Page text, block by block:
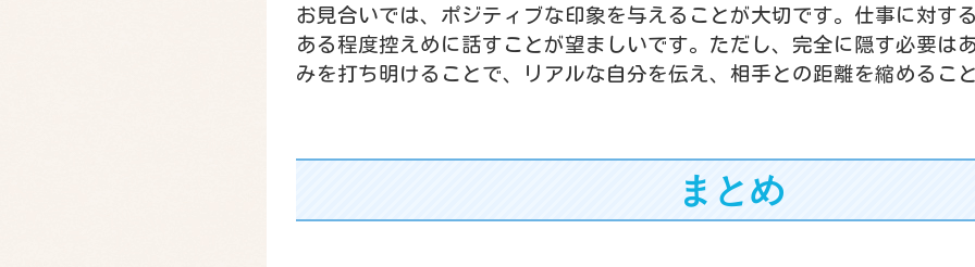
お見合いでは、ポジティブな印象を与えることが大切です。仕事に対す
ある程度控えめに話すことが望ましいです。ただし、完全に隠す必要は
みを打ち明けることで、リアルな自分を伝え、相手との距離を縮めるこ
まとめ